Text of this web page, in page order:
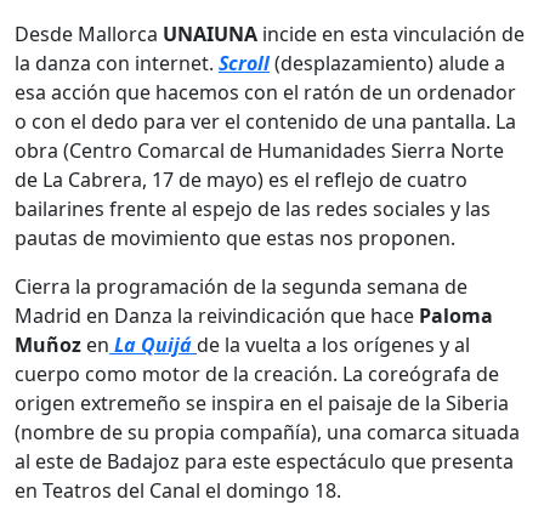
Desde Mallorca UNAIUNA incide en esta vinculación de
la danza con internet. Scroll(desplazamiento) alude a
esa acción que hacemos con el ratón de un ordenador
o con el dedo para ver el contenido de una pantalla. La
obra (Centro Comarcal de Humanidades Sierra Norte
de La Cabrera, 17 de mayo) es el reflejo de cuatro
bailarines frente al espejo de las redes sociales y las
pautas de movimiento que estas nos proponen.
Cierra la programación de la segunda semana de
Madrid en Danza la reivindicación que hace Paloma
Muñoz en La Quijáde la vuelta a los orígenes y al
cuerpo como motor de la creación. La coreógrafa de
origen extremeño se inspira en el paisaje de la Siberia
(nombre de su propia compañía), una comarca situada
al este de Badajoz para este espectáculo que presenta
en Teatros del Canal el domingo 18.